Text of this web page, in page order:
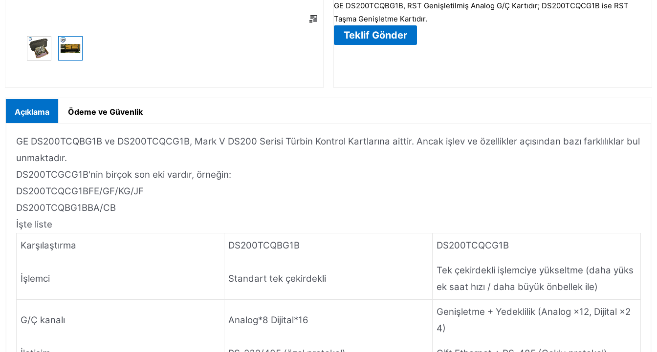
GE DS200TCQBG1B, RST Genişletilmiş Analog G/Ç Kartıdır; DS200TCQCG1B ise RST
Taşma Genişletme Kartıdır.
Teklif Gönder
Açıklama Ödeme ve Güvenlik
GE DS200TCQBG1B ve DS200TCQCG1B, Mark V DS200 Serisi Türbin Kontrol Kartlarına aittir. Ancak işlev ve özellikler açısından bazı farklılıklar bul
unmaktadır.
DS200TCGCG1B'nin birçok son eki vardır, örneğin:
DS200TCQCG1BFE/GF/KG/JF
DS200TCQBG1BBA/CB
İşte liste
Karşılaştırma
DS200TCQBG1B DS200TCQCG1B
İşlemci Standart tek çekirdekli
Tek çekirdekli işlemciye yükseltme (daha yüks
ek saat hızı / daha büyük önbellek ile)
G/Ç kanalı Analog*8 Dijital*16
Genişletme + Yedeklilik (Analog ×12, Dijital ×2
4)